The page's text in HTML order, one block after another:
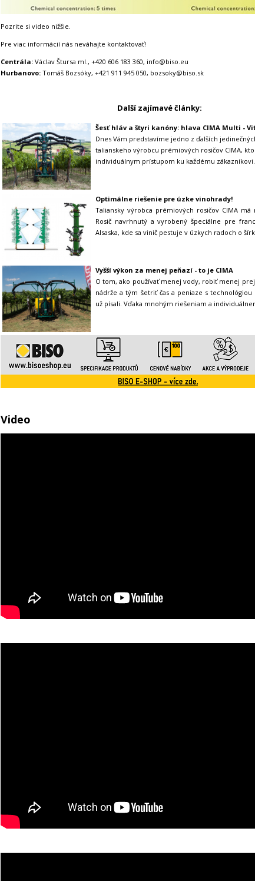
Pozrite si video nižšie.
Pre viac informácií nás neváhajte kontaktovať!
Centrála: Václav Štursa ml., +420 606 183 360, info@biso.eu
Hurbanovo: Tomáš Bozsóky, +421 911 945 050, bozsoky@biso.sk
Další zajímavé články:
Šesť hláv a štyri kanóny: hlava CIMA Multi -
Dnes Vám predstavíme jedno z ďalších
talianskeho výrobcu prémiových rosičov CIMA,
individuálnym prístupom ku každému
Optimálne riešenie pre úzke vinohrady!
Taliansky výrobca prémiových rosičov CIMA
Rosič navrhnutý a vyrobený špeciálne pre
Alsaska, kde sa vinič pestuje v úzkych radoch o
Vyšší výkon za menej peňazí - to je CIMA
O tom, ako používať menej vody, robiť menej
nádrže a tým šetriť čas a peniaze s technológiou
už písali. Vďaka mnohým riešeniam a
Video